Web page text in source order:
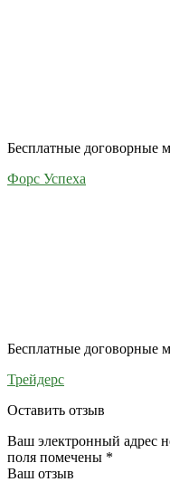
Бесплатные договорные
Форс Успеха
Бесплатные договорные
Трейдерс
Оставить отзыв
Ваш электронный адрес
поля помечены *
Ваш отзыв